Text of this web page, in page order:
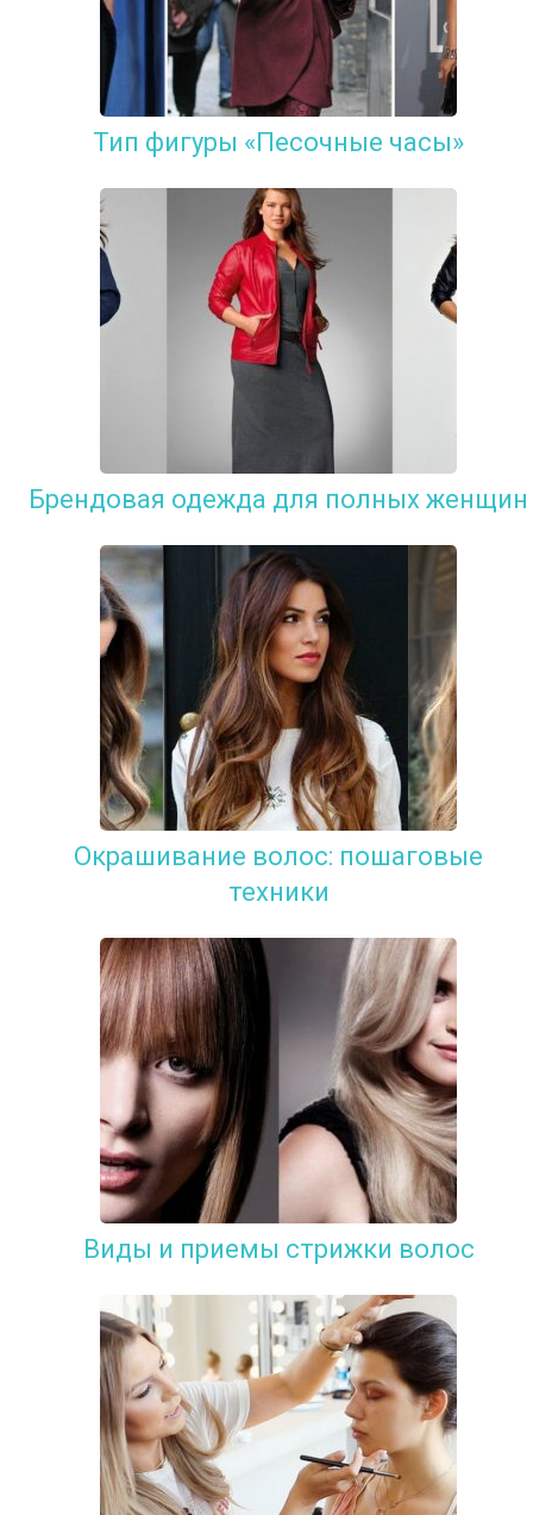
Тип фигуры «Песочные часы»
Брендовая одежда для полных женщин
Окрашивание волос: пошаговые
техники
Виды и приемы стрижки волос